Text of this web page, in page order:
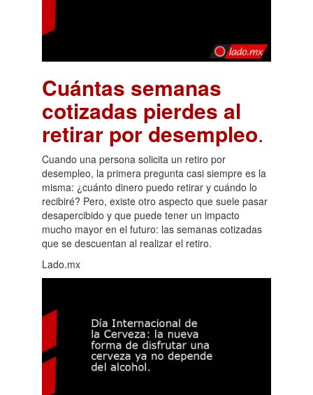
Cuántas semanas
cotizadas pierdes al
retirar por desempleo.
Cuando una persona solicita un retiro por
desempleo, la primera pregunta casi siempre es la
misma: ¿cuánto dinero puedo retirar y cuándo lo
recibiré? Pero, existe otro aspecto que suele pasar
desapercibido y que puede tener un impacto
mucho mayor en el futuro: las semanas cotizadas
que se descuentan al realizar el retiro.
Lado.mx